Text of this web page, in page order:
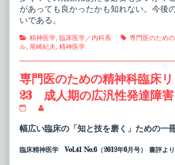
があっても良かったかも知れない。今後
いである。
Categories
精神医学, 臨床医学／内科系 Tags
専門医のため
ル, 尾崎紀夫, 精神医学
専門医のための精神科臨床
23 成人期の広汎性発達障害
医
の
め
posts
by
author
幅広い臨床の「知と技を磨く」ための一
臨床精神医学 Vol.41 No.6（2012年6月号） 書評より